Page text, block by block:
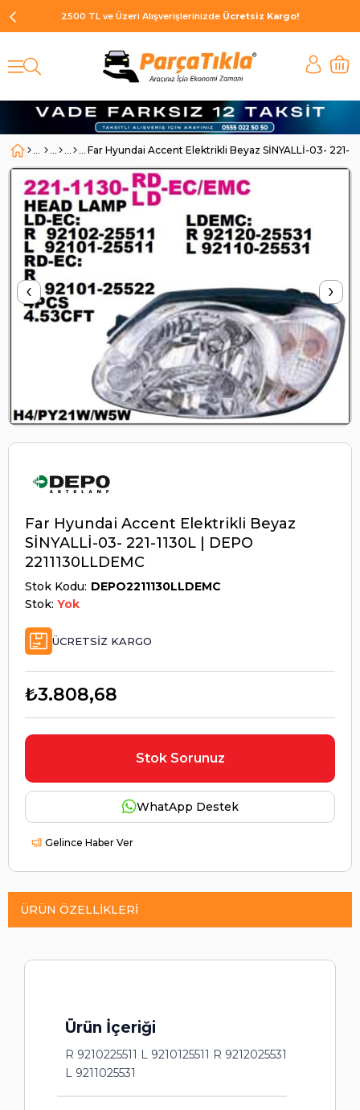
2500 TL ve Üzeri Alışverişlerinizde Ücretsiz Kargo!
Far Hyundai Accent Elektrikli Beyaz SİNYALLİ-03- 221-
‹ ›
Far Hyundai Accent Elektrikli Beyaz
SİNYALLİ-03- 221-1130L | DEPO
2211130LLDEMC
Stok Kodu DEPO2211130LLDEMC
Stok: Yok
ÜCRETSIZ KARGO
₺3.808,68
Stok Sorunuz
WhatApp Destek
Gelince Haber Ver
ÜRÜN ÖZELLIKLERI
Ürün İçeriği
R 9210225511 L 9210125511 R 9212025531
L 9211025531